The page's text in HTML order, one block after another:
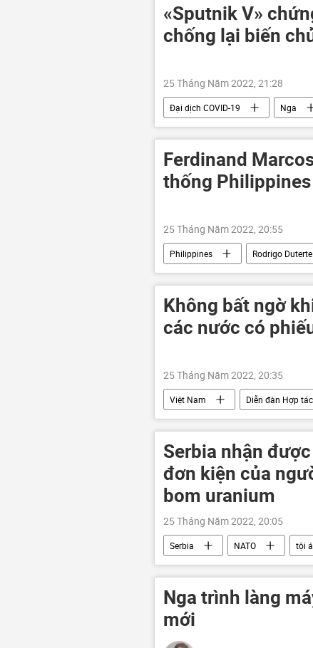
«Sputnik V»
chống lại biến
25 Tháng Năm 2022, 21:28
Đại dịch COVID-19 Nga
virus
bệnh
Ferdinand
thống Philippines
25 Tháng Năm 2022, 20:55
Philippines Rodrigo Duterte
Không bất ngờ
các nước có
25 Tháng Năm 2022, 20:35
Việt Nam Diễn đàn Hợp
tổ chức
Chính trị
Serbia nhận
đơn kiện của
bom uranium
25 Tháng Năm 2022, 20:05
Serbia NATO tội
Đông Âu
bom
Nga trình làng
mới